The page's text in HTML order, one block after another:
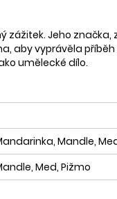
Jeho
aby vyprávěla
umělecké dílo.
Mandle,
Med, Pižmo